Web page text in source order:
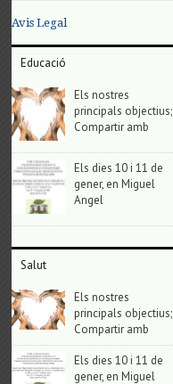
Avis Legal
Educació
Els nostres
principals objectius;
Compartir amb
Els dies 10 i 11 de
gener, en Miguel
Angel
Salut
Els nostres
principals objectius;
Compartir amb
Els dies 10 i 11 de
gener, en Miguel